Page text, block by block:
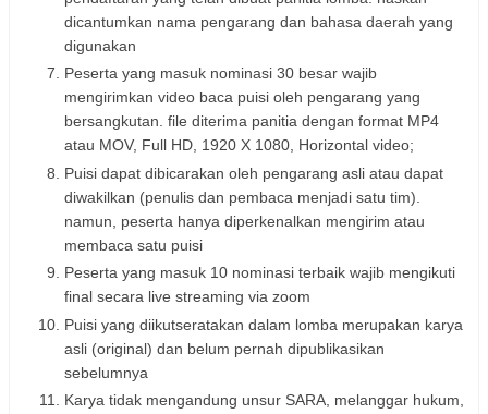
dicantumkan nama pengarang dan bahasa daerah yang
digunakan
Peserta yang masuk nominasi 30 besar wajib
mengirimkan video baca puisi oleh pengarang yang
bersangkutan. file diterima panitia dengan format MP4
atau MOV, Full HD, 1920 X 1080, Horizontal video;
Puisi dapat dibicarakan oleh pengarang asli atau dapat
diwakilkan (penulis dan pembaca menjadi satu tim).
namun, peserta hanya diperkenalkan mengirim atau
membaca satu puisi
Peserta yang masuk 10 nominasi terbaik wajib mengikuti
final secara live streaming via zoom
Puisi yang diikutseratakan dalam lomba merupakan karya
asli (original) dan belum pernah dipublikasikan
sebelumnya
Karya tidak mengandung unsur SARA, melanggar hukum,